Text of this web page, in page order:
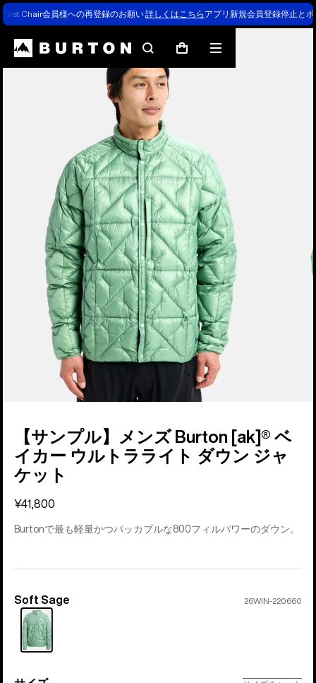
First Chair会員様への再登録のお願い詳しくはこちら アプリ新規会員登録停止と
検
索
カ
メ
ニ
【サンプル】メンズ Burton [ak]® ベ
イカー ウルトラライト ダウン ジャ
ケット
¥41,800
Burtonで最も軽量かつパッカブルな800フィルパワーのダウン。
カ
ラ
ー
Soft Sage 26WIN-220660